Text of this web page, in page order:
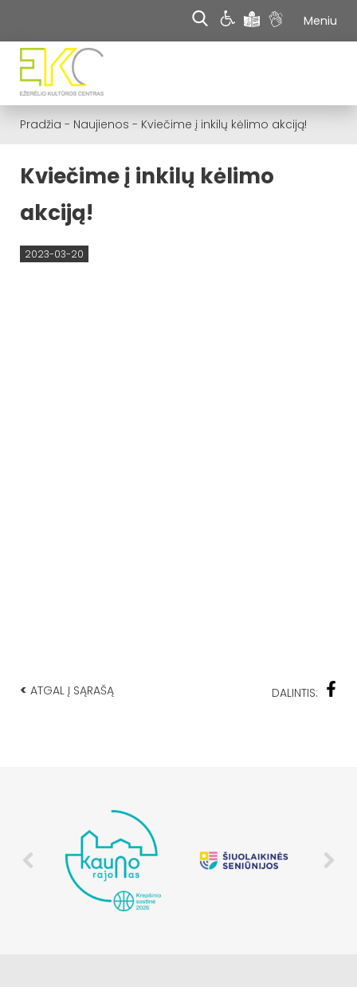
Meniu
Pradžia - Naujienos - Kviečime į inkilų kėlimo akciją!
Kviečime į inkilų kėlimo
akciją!
2023-03-20
< ATGAL Į SĄRAŠĄ DALINTIS: